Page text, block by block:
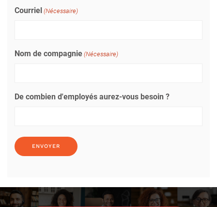
Courriel (Nécessaire)
Nom de compagnie (Nécessaire)
De combien d'employés aurez-vous besoin ?